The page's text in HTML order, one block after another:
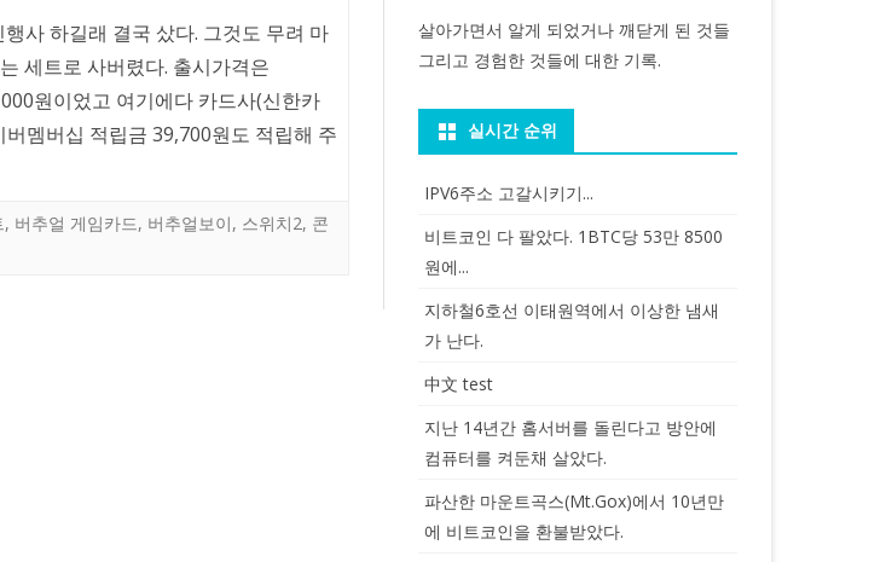
사 하길래 결국 샀다. 그것도 무려 마
세트로 사버렸다. 출시가격은
원이었고 여기에다 카드사(신한카
멤버십 적립금 39,700원도 적립해 주
, 버추얼 게임카드, 버추얼보이, 스위치2, 콘
살아가면서 알게 되었거나 깨닫게 된 것들
그리고 경험한 것들에 대한 기록.
실시간 순위
IPV6주소 고갈시키기...
비트코인 다 팔았다. 1BTC당 53만 8500
원에...
지하철6호선 이태원역에서 이상한 냄새
가 난다.
中文 test
지난 14년간 홈서버를 돌린다고 방안에
컴퓨터를 켜둔채 살았다.
파산한 마운트곡스(Mt.Gox)에서 10년만
에 비트코인을 환불받았다.